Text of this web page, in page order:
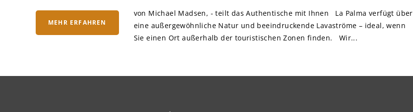
MEHR ERFAHREN
von Michael Madsen, - teilt das Authentische mit Ihnen La Palma verfügt über
eine außergewöhnliche Natur und beeindruckende Lavaströme – ideal, wenn
Sie einen Ort außerhalb der touristischen Zonen finden. Wir...